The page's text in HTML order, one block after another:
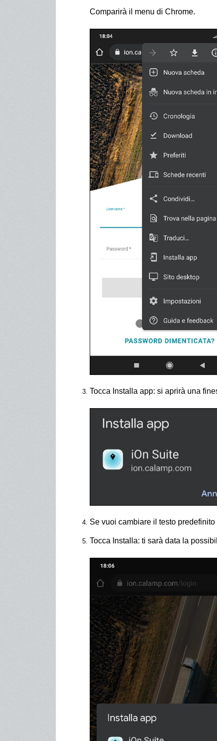
Comparirà il menu di Chrome.
Tocca Installa app: si aprirà una
Se vuoi cambiare il testo predefinito
Tocca Installa: ti sarà data la